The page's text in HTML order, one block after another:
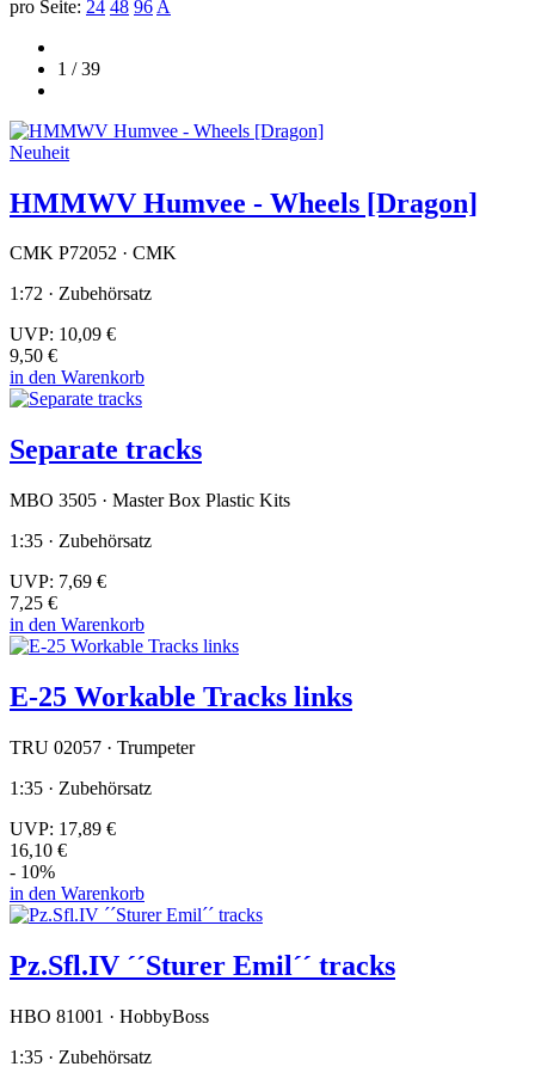
pro Seite: 24 48 96 A
1 / 39
Neuheit
HMMWV Humvee - Wheels [Dragon]
CMK P72052 · CMK
1:72 · Zubehörsatz
UVP: 10,09 €
9,50 €
in den Warenkorb
Separate tracks
MBO 3505 · Master Box Plastic Kits
1:35 · Zubehörsatz
UVP: 7,69 €
7,25 €
in den Warenkorb
E-25 Workable Tracks links
TRU 02057 · Trumpeter
1:35 · Zubehörsatz
UVP: 17,89 €
16,10 €
- 10%
in den Warenkorb
Pz.Sfl.IV ´´Sturer Emil´´ tracks
HBO 81001 · HobbyBoss
1:35 · Zubehörsatz